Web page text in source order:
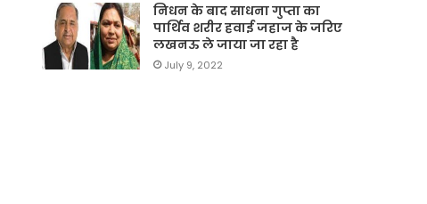
निधन के बाद साधना गुप्ता का
पार्थिव शरीर हवाई जहाज के जरिए
लखनऊ ले जाया जा रहा है
July 9, 2022